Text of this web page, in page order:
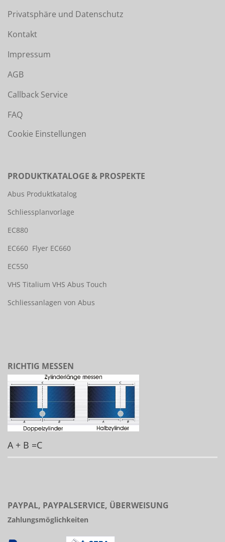
Privatsphäre und Datenschutz
Kontakt
Impressum
AGB
Callback Service
FAQ
Cookie Einstellungen
PRODUKTKATALOGE & PROSPEKTE
Abus Produktkatalog
Schliessplanvorlage
EC880
EC660 Flyer EC660
EC550
VHS Titalium VHS Abus Touch
Schliessanlagen von Abus
RICHTIG MESSEN
A + B =C
PAYPAL, PAYPALSERVICE, ÜBERWEISUNG
Zahlungsmöglichkeiten